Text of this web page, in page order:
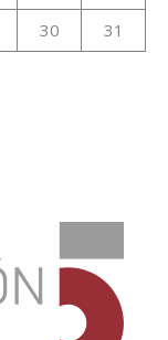
30 31